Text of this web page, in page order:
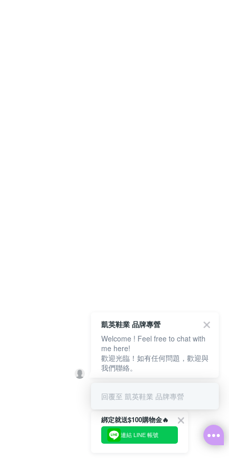
綁定就送$100購物金🔥
連結 LINE 帳號
凱英鞋業 品牌專營
Welcome ! Feel free to chat with
me here!
歡迎光臨！如有任何問題，歡迎與
我們聯絡。
回覆至 凱英鞋業 品牌專營